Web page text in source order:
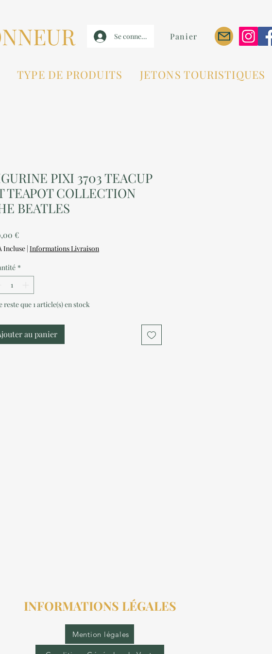
Se connecter Panier
TYPE DE PRODUITS JETONS TOURISTIQUES
PIXI 3703 TEACUP
TEAPOT COLLECTION
BEATLES
€Prix
Incluse | Informations Livraison
*
reste que 1 article(s) en stock
au panier
INFORMATIONS LÉGALES
Mention légales